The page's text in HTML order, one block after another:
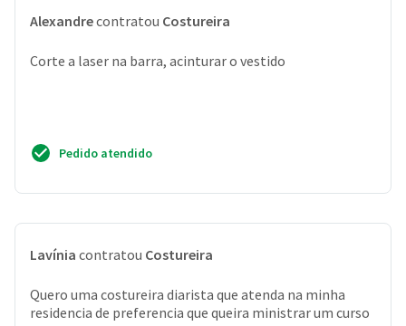
Alexandrecontratou Costureira
Corte a laser na barra, acinturar o vestido
Pedido atendido
Lavínia contratou Costureira
Quero uma costureira diarista que atenda na minha
residencia de preferencia que queira ministrar um curso